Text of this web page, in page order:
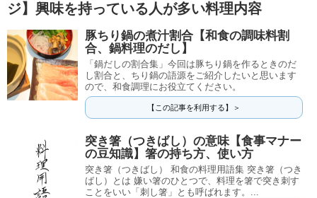
ジ】興味を持っている人が多い料理内容
豚ちり鍋の煮汁割合【和食の調味料割
合、鍋料理のだし】
「鍋だしの割合集」今回は豚ちり鍋を作るときのだ
し割合と、ちり鍋の語源をご紹介したいと思います
ので、和食調理にお役立てください。
【この記事を利用する】＞
突き箸（つきばし）の意味【食事マナー
の豆知識】箸の持ち方、使い方
突き箸（つきばし） 和食の料理用語集 突き箸（つき
ばし）とは 嫌い箸のひとつで、料理を箸で突き刺す
ことをいい「刺し箸」とも呼ばれます。...